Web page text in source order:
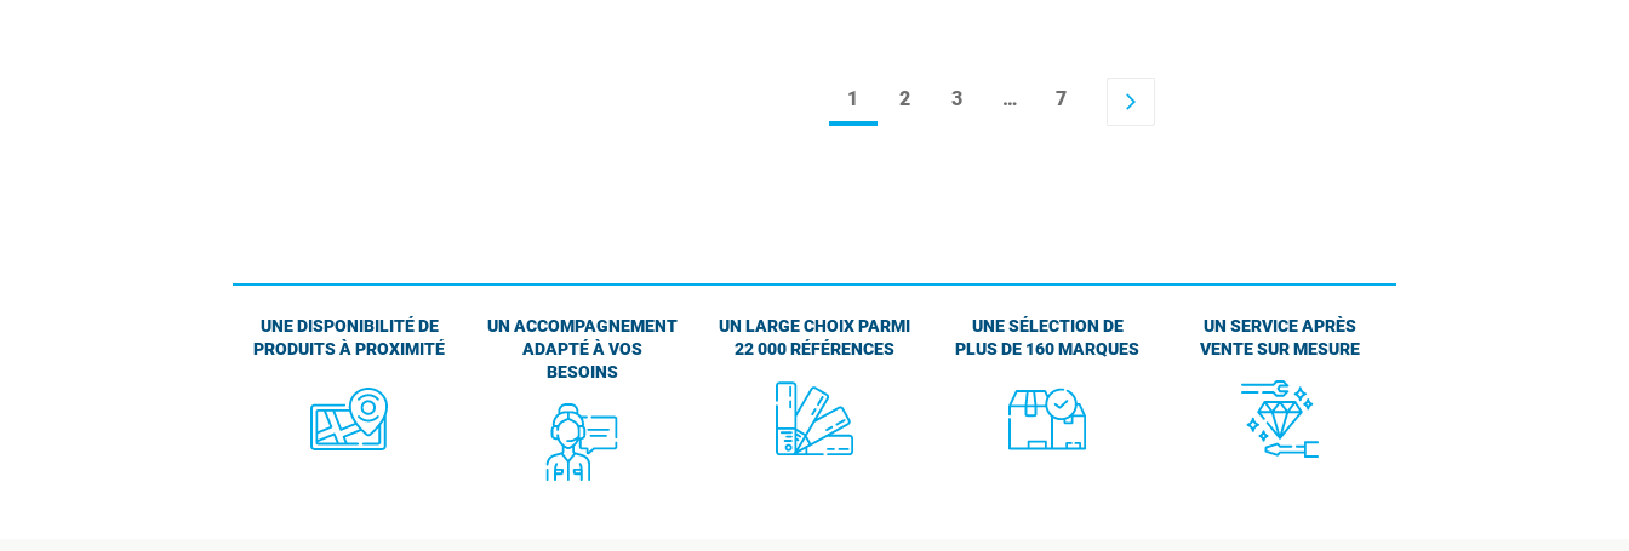
1 2 3 … 7 arrow_forward_ios
UNE DISPONIBILITÉ DE
PRODUITS À PROXIMITÉ
UN ACCOMPAGNEMENT
ADAPTÉ À VOS
BESOINS
UN LARGE CHOIX PARMI
22 000 RÉFÉRENCES
UNE SÉLECTION DE
PLUS DE 160 MARQUES
UN SERVICE APRÈS
VENTE SUR MESURE